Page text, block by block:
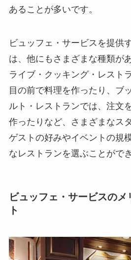
あることが多いです。
ビュッフェ・サービスを提供
は、他にもさまざまな種類が
ライブ・クッキング・レスト
目の前で料理を作ったり、ブ
ルト・レストランでは、注文
作ったりなど、さまざまなス
ゲストの好みやイベントの規
なレストランを選ぶことがで
ビュッフェ・サービスのメ
ト